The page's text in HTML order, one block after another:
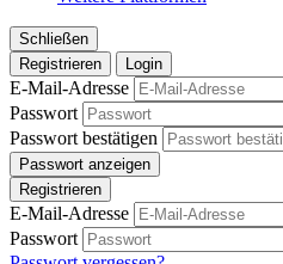
Schließen
Registrieren
Login
E-Mail-Adresse
Passwort
Passwort bestätigen
Passwort anzeigen
Registrieren
E-Mail-Adresse
Passwort